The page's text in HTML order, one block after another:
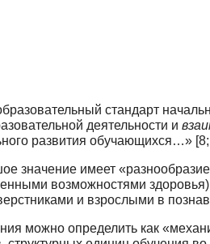
стандарт
деятельности и
развития обучающихся…»
значение имеет «разнообразие
возможностями
и взрослыми в
можно определить как